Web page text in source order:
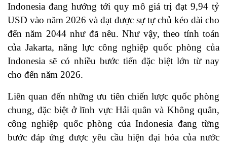
Indonesia đang hướng tới quy mô giá trị đạt 9,94 tỷ
USD vào năm 2026 và đạt được sự tự chủ kéo dài cho
đến năm 2044 như đã nêu. Như vậy, theo tính toán
của Jakarta, năng lực công nghiệp quốc phòng của
Indonesia sẽ có nhiều bước tiến đặc biệt lớn từ nay
cho đến năm 2026.
Liên quan đến những ưu tiên chiến lược quốc phòng
chung, đặc biệt ở lĩnh vực Hải quân và Không quân,
công nghiệp quốc phòng của Indonesia đang từng
bước đáp ứng được yêu cầu hiện đại hóa của nước